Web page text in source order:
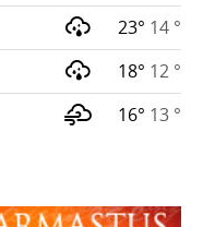
23° 14 °
18° 12 °
16° 13 °